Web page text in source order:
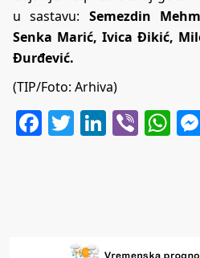
u sastavu: Semezdin
Senka Marić, Ivica Đikić,
Đurđević.
(TIP/Foto: Arhiva)
Facebook
TwitterViber